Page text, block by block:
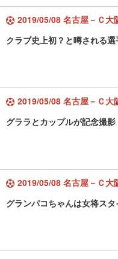
2019/05/08 名古屋－Ｃ大
クラブ史上初？と噂される
2019/05/08 名古屋－Ｃ大
グララとカップルが記念撮影
2019/05/08 名古屋－Ｃ大
グランパコちゃんは女将スタ